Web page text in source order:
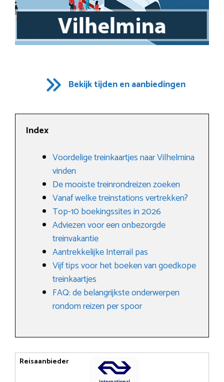
Bekijk tijden en aanbiedingen
Index
Voordelige treinkaartjes naar Vilhelmina
vinden
De mooiste treinrondreizen zoeken
Vanaf welke treinstations vertrekken?
Top-10 boekingssites in 2026
Adviezen voor een onbezorgde
treinvakantie
Aantrekkelijke Interrail pas
Vijf tips voor het boeken van goedkope
treinkaartjes
FAQ: de belangrijkste onderwerpen
rondom reizen per spoor
Reisaanbieder